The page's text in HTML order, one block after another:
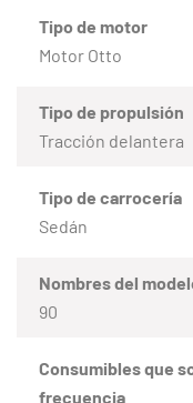
Tipo de motor
Motor Otto
Tipo de propulsión
Tracción delantera
Tipo de carrocería
Sedán
Nombres del
90
Consumibles que
frecuencia